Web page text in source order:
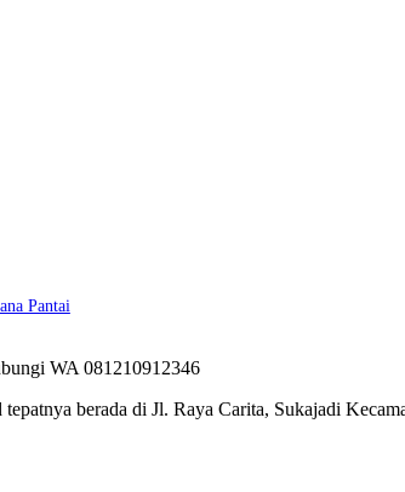
Pantai
berada di Jl. Raya Carita, Sukajadi